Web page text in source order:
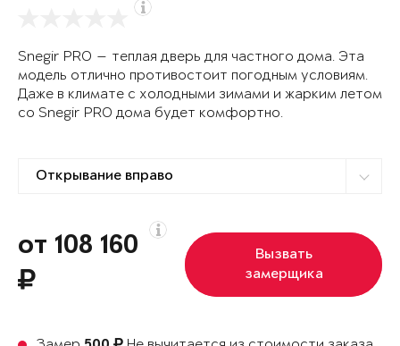
Snegir PRO — теплая дверь для частного дома. Эта
модель отлично противостоит погодным условиям.
Даже в климате с холодными зимами и жарким летом
со Snegir PRO дома будет комфортно.
от 108 160
Вызвать
замерщика